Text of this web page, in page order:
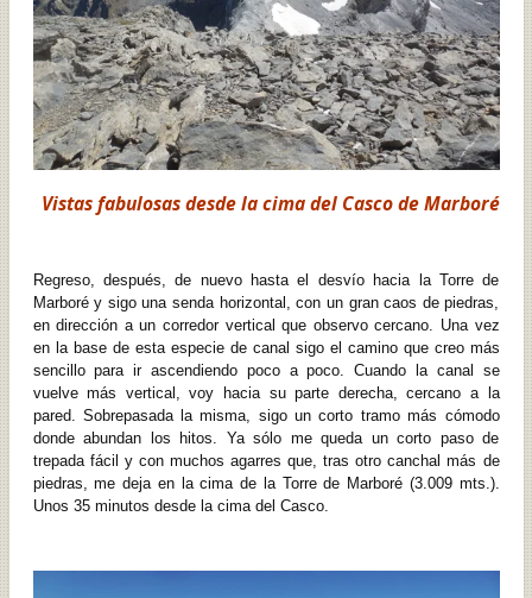
Vistas fabulosas desde la cima del Casco de Marboré
Regreso, después, de nuevo hasta el desvío hacia la Torre de
Marboré y sigo una senda horizontal, con un gran caos de piedras,
en dirección a un corredor vertical que observo cercano. Una vez
en la base de esta especie de canal sigo el camino que creo más
sencillo para ir ascendiendo poco a poco. Cuando la canal se
vuelve más vertical, voy hacia su parte derecha, cercano a la
pared. Sobrepasada la misma, sigo un corto tramo más cómodo
donde abundan los hitos. Ya sólo me queda un corto paso de
trepada fácil y con muchos agarres que, tras otro canchal más de
piedras, me deja en la cima de la Torre de Marboré (3.009 mts.).
Unos 35 minutos desde la cima del Casco.